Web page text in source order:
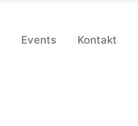
Events Kontakt